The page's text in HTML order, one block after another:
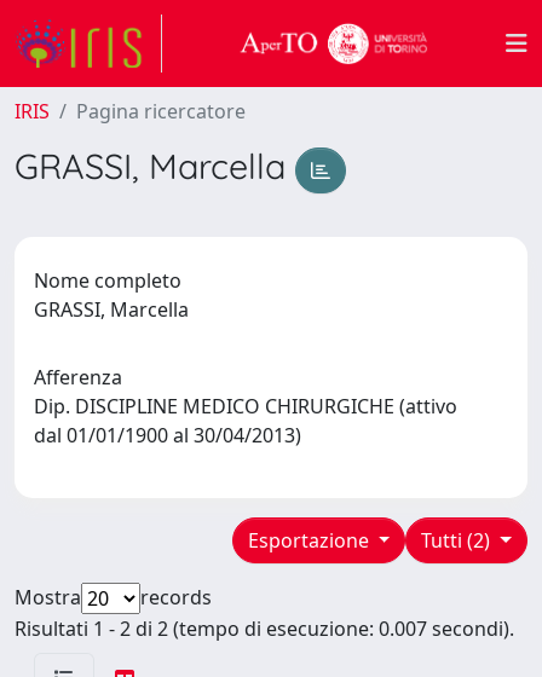
IRIS Pagina ricercatore
GRASSI, Marcella
Nome completo
GRASSI, Marcella
Afferenza
Dip. DISCIPLINE MEDICO CHIRURGICHE (attivo
dal 01/01/1900 al 30/04/2013)
Tutti (2)
Esportazione
Mostra
records
Risultati 1 - 2 di 2 (tempo di esecuzione: 0.007 secondi).